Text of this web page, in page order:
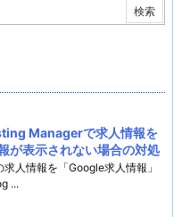
Managerで求人情報を
が表示されない場合の対処
人情報を「Google求人情報」
...